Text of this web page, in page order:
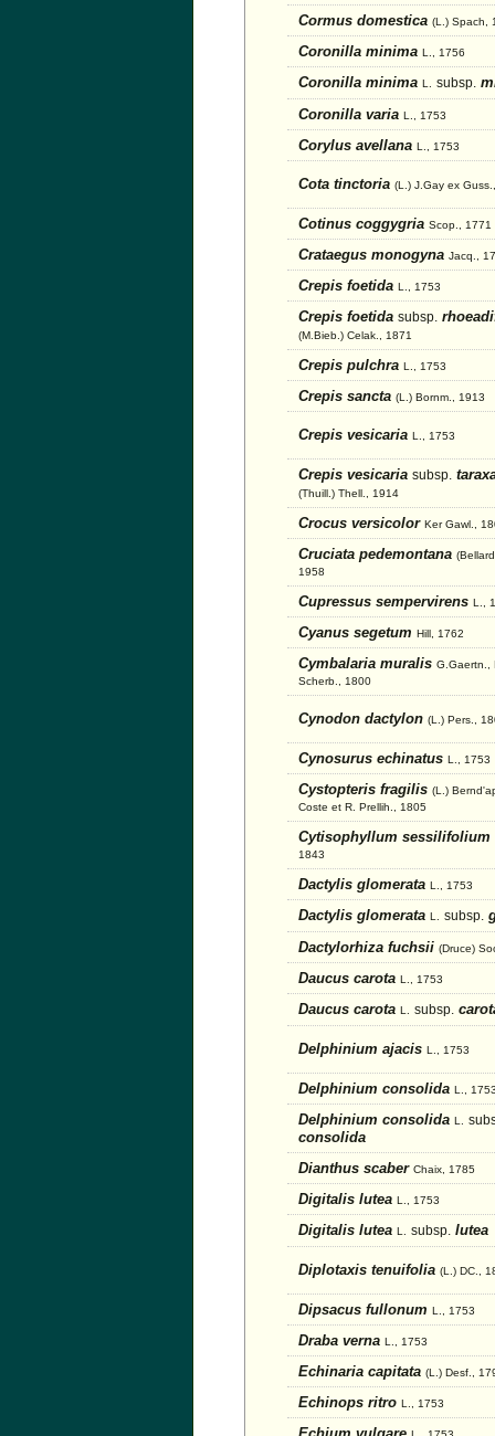
Cormus domestica (L.) Spach,
Coronilla minima L., 1756
Coronilla minima L. subsp.
Coronilla varia L., 1753
Corylus avellana L., 1753
Cota tinctoria (L.) J.Gay ex
Cotinus coggygria Scop., 1771
Crataegus monogyna Jacq.,
Crepis foetida L., 1753
Crepis foetida subsp.
(M.Bieb.) Celak., 1871
Crepis pulchra L., 1753
Crepis sancta (L.) Bornm., 1913
Crepis vesicaria L., 1753
Crepis vesicaria subsp.
(Thuill.) Thell., 1914
Crocus versicolor Ker Gawl.,
Cruciata pedemontana
1958
Cupressus sempervirens L.,
Cyanus segetum Hill, 1762
Cymbalaria muralis G.Gaertn.,
Scherb., 1800
Cynodon dactylon (L.) Pers.,
Cynosurus echinatus L., 1753
Cystopteris fragilis (L.)
Coste et R. Prellih., 1805
Cytisophyllum sessilifolium
1843
Dactylis glomerata L., 1753
Dactylis glomerata L. subsp.
Dactylorhiza fuchsii (Druce)
Daucus carota L., 1753
Daucus carota L. subsp.
Delphinium ajacis L., 1753
Delphinium consolida L.,
Delphinium consolida L.
consolida
Dianthus scaber Chaix, 1785
Digitalis lutea L., 1753
Digitalis lutea L. subsp.lutea
Diplotaxis tenuifolia (L.) DC.,
Dipsacus fullonum L., 1753
Draba verna L., 1753
Echinaria capitata (L.) Desf.,
Echinops ritro L., 1753